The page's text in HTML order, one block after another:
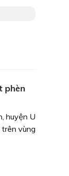
phèn
huyện U
vùng